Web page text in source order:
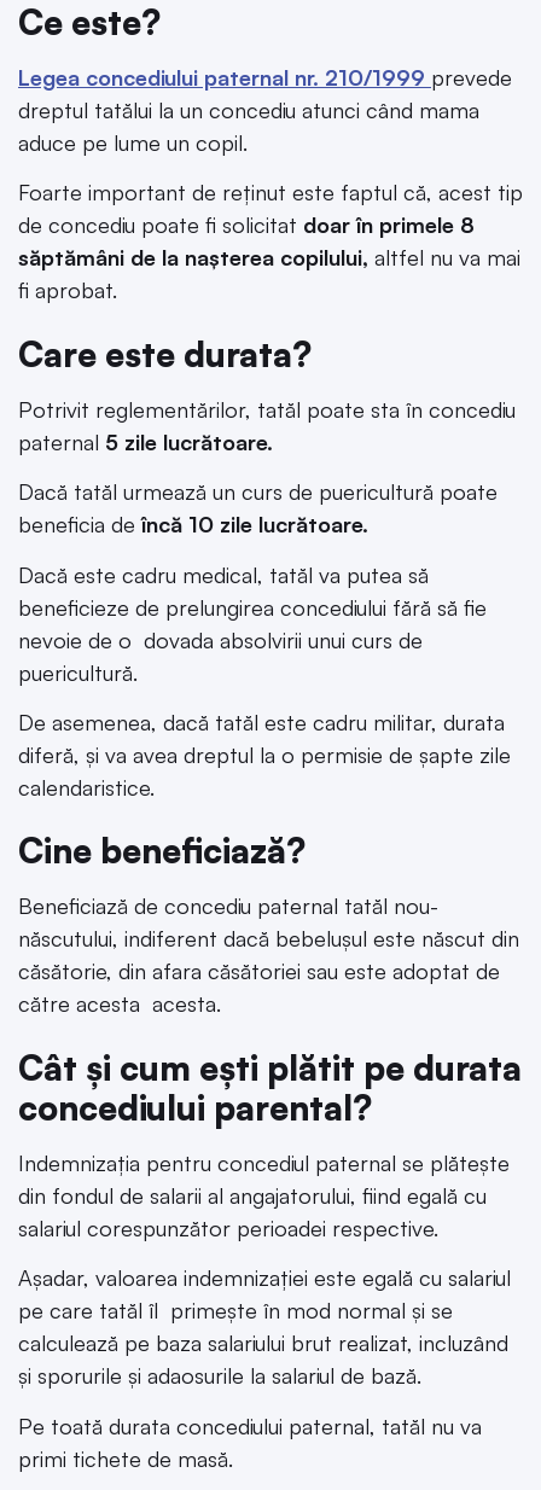
Ce este?
Legea concediului paternal nr. 210/1999 prevede
dreptul tatălui la un concediu atunci când mama
aduce pe lume un copil.
Foarte important de reținut este faptul că, acest tip
de concediu poate fi solicitat doar în primele 8
săptămâni de la nașterea copilului, altfel nu va mai
fi aprobat.
Care este durata?
Potrivit reglementărilor, tatăl poate sta în concediu
paternal 5 zile lucrătoare.
Dacă tatăl urmează un curs de puericultură poate
beneficia deîncă 10 zile lucrătoare.
Dacă este cadru medical, tatăl va putea să
beneficieze de prelungirea concediului fără să fie
nevoie de o dovada absolvirii unui curs de
puericultură.
De asemenea, dacă tatăl este cadru militar, durata
diferă, și va avea dreptul la o permisie de șapte zile
calendaristice.
Cine beneficiază?
Beneficiază de concediu paternal tatăl nou-
născutului, indiferent dacă bebelușul este născut din
căsătorie, din afara căsătoriei sau este adoptat de
către acesta acesta.
Cât și cum ești plătit pe durata
concediului parental?
Indemnizația pentru concediul paternal se plătește
din fondul de salarii al angajatorului, fiind egală cu
salariul corespunzător perioadei respective.
Așadar, valoarea indemnizației este egală cu salariul
pe care tatăl îl primește în mod normal și se
calculează pe baza salariului brut realizat, incluzând
și sporurile și adaosurile la salariul de bază.
Pe toată durata concediului paternal, tatăl nu va
primi tichete de masă.